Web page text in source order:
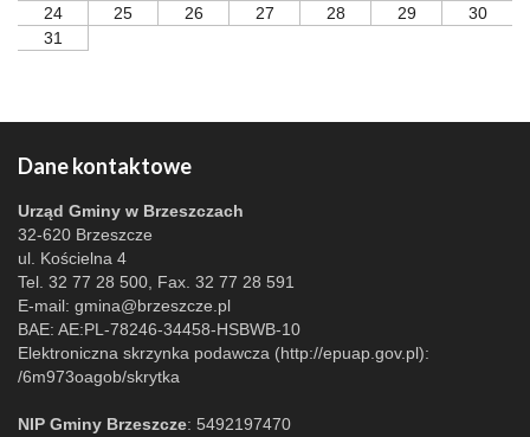
24
25 26 27 28 29
30
31
Dane kontaktowe
Urząd Gminy w Brzeszczach
32-620 Brzeszcze
ul. Kościelna 4
Tel. 32 77 28 500, Fax. 32 77 28 591
E-mail: gmina@brzeszcze.pl
BAE: AE:PL-78246-34458-HSBWB-10
Elektroniczna skrzynka podawcza (http://epuap.gov.pl):
/6m973oagob/skrytka
NIP Gminy Brzeszcze: 5492197470